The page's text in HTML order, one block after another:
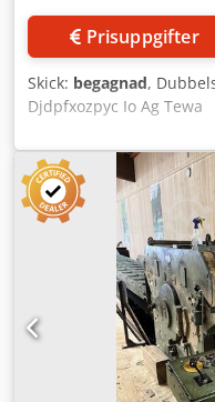
Prisuppgifter
Skick: begagnad,
Djdpfxozpyc Io Ag Tewa